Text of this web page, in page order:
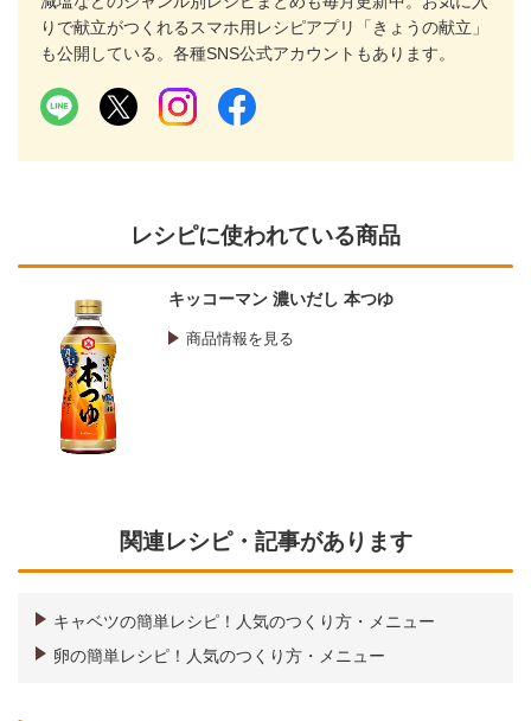
りで献立がつくれるスマホ用レシピアプリ「きょうの献立」
も公開している。各種SNS公式アカウントもあります。
レシピに使われている商品
キッコーマン 濃いだし 本つゆ
商品情報を見る
関連レシピ・記事があります
キャベツの簡単レシピ！人気のつくり方・メニュー
卵の簡単レシピ！人気のつくり方・メニュー